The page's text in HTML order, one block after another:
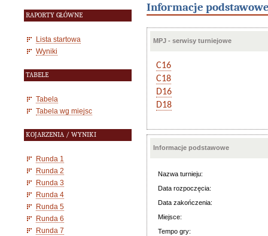
RAPORTY GŁÓWNE
Lista startowa
Wyniki
TABELE
Tabela
Tabela wg miejsc
KOJARZENIA / WYNIKI
Runda 1
Runda 2
Runda 3
Runda 4
Runda 5
Runda 6
Runda 7
Informacje
MPJ - serwisy turniejowe
C16
C18
D16
D18
Informacje podstawowe
Nazwa turnieju:
Data rozpoczęcia:
Data zakończenia:
Miejsce:
Tempo gry: